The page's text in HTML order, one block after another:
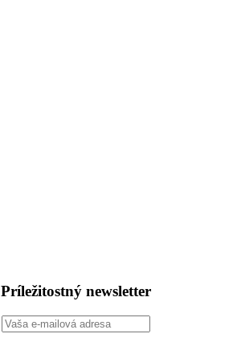
Príležitostný newsletter